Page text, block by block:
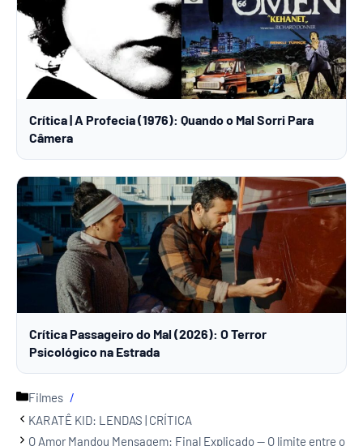
Crítica | A Profecia (1976): Quando o Mal Sorri Para
Câmera
Crítica Passageiro do Mal (2026): O Terror
Psicológico na Estrada
Categorias
Filmes
KARATÊ KID: LENDAS | CRÍTICA
O Amor Mandou Mensagem: Final Explicado — O limite entre o